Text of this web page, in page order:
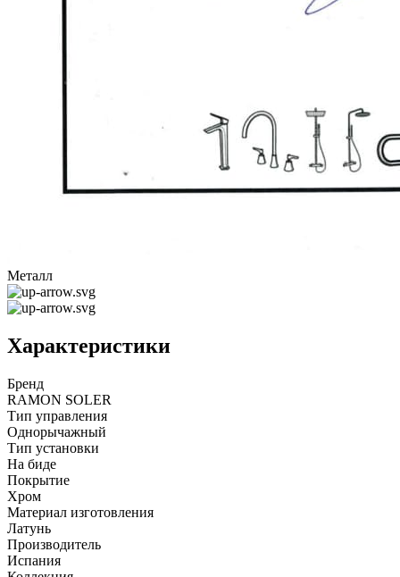
Металл
Характеристики
Бренд
RAMON SOLER
Тип управления
Однорычажный
Тип установки
На биде
Покрытие
Хром
Материал изготовления
Латунь
Производитель
Испания